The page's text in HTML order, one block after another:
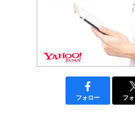
フォロー フ